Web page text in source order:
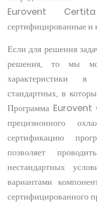
Eurovent
сертифицированные и
Если для решения
решения, то мы
характеристики
стандартных, в
Программа
прецизионного
сертификацию
позволяет
нестандартных
вариантами
сертифицированного